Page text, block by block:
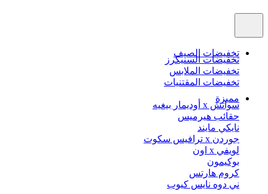
تخفيضات الصيف
تخفيضات السنيكرز
تخفيضات الملابس
تخفيضات المقتنيات
مميزة
سواتش x أوديمار بيغيه
حقائب هيرميس
نايكي مايند
جوردن x ترافيس سكوت
لويفي x اون
بوكيمون
كروم هارتس
ني دوه نايس كيوب